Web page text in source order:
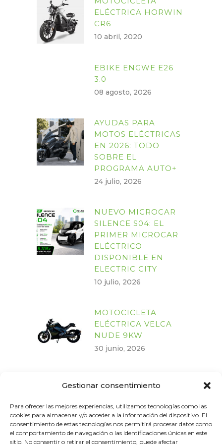
Gestionar consentimiento
Para ofrecer las mejores experiencias, utilizamos tecnologías como las
cookies para almacenar y/o acceder a la información del dispositivo. El
consentimiento de estas tecnologías nos permitirá procesar datos como
el comportamiento de navegación o las identificaciones únicas en este
sitio. No consentir o retirar el consentimiento, puede afectar
ELÉCTRICA HORWIN
CR6
10 abril, 2020
EBIKE ENGWE E26
3.0
08 agosto, 2026
AYUDAS PARA
MOTOS ELÉCTRICAS
EN 2026: TODO
SOBRE EL
PROGRAMA AUTO+
24 julio, 2026
NUEVO MICROCAR
SILENCE S04: EL
PRIMER MICROCAR
ELÉCTRICO
DISPONIBLE EN
ELECTRIC CITY
10 julio, 2026
MOTOCICLETA
ELÉCTRICA VELCA
NUDE 9KW
30 junio, 2026
ELÉCTRICA VELCA
NUDE LITE 4KW
30 junio, 2026